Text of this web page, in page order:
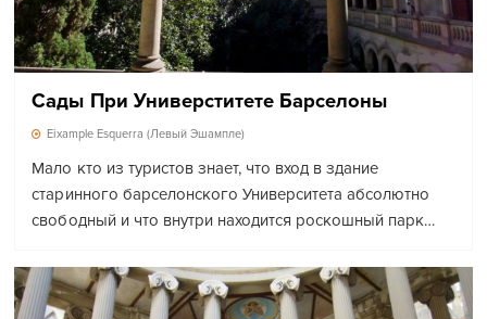
Сады При Универститете Барселоны
Eixample Esquerra (Левый Эшампле)
Мало кто из туристов знает, что вход в здание
старинного барселонского Университета абсолютно
свободный и что внутри находится роскошный парк…